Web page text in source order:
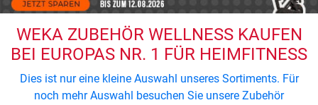
WEKA ZUBEHÖR WELLNESS KAUFEN
BEI EUROPAS NR. 1 FÜR HEIMFITNESS
Dies ist nur eine kleine Auswahl unseres Sortiments. Für
noch mehr Auswahl besuchen Sie unsere Zubehör